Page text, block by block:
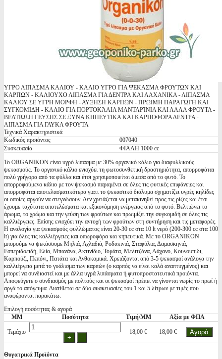
ΥΓΡΟ ΛΙΠΑΣΜΑ ΚΑΛΙΟΥ - ΚΑΛΙΟ ΥΓΡΟ ΓΙΑ ΨΕΚΑΣΜΑ ΦΡΟΥΤΩΝ ΚΑΙ
ΚΑΡΠΩΝ - ΚΑΛΙΟΥΧΟ ΛΙΠΑΣΜΑ ΓΙΑ ΔΕΝΤΡΑ ΚΑΙ ΛΑΧΑΝΙΚΑ - ΛΙΠΑΣΜΑ
ΚΑΛΙΟΥ ΣΕ ΥΓΡΗ ΜΟΡΦΗ - ΑΥΞΗΣΗ ΚΑΡΠΩΝ - ΠΡΩΙΜΗ ΠΑΡΑΓΩΓΗ ΚΑΙ
ΣΥΓΚΟΜΙΔΗ - ΚΑΛΙΟ ΓΙΑ ΠΟΡΤΟΚΆΛΙΑ ΜΑΝΤΑΡΊΝΙΑ ΚΑΙ ΑΛΛΑ ΦΡΟΥΤΑ -
ΒΕΛΤΙΩΣΗ ΓΕΥΣΗΣ ΣΕ ΞΥΝΑ ΚΗΠΕΥΤΙΚΑ ΚΑΙ ΚΑΡΠΟΦΟΡΑ ΔΕΝΤΡΑ -
ΛΙΠΑΣΜΑ ΓΙΑ ΓΛΥΚΑ ΦΡΟΥΤΑ
Τεχνικά Χαρακτηριστικά
Κωδικός προϊόντος
007040
Συσκευασία
ΦΙΑΛΗ 1000 cc
Το ORGANIKON είναι υγρό λίπασμα με 30% οργανικό κάλιο για διαφυλλικούς
ψεκασμούς. Το οργανικό κάλιο ενισχύει τη φωτοσυνθετική δραστηριότητα, απορροφάται
πολύ γρήγορα από τα φύλλα και έτσι χρησιμοποιείται άμεσα από το φυτό. Το
απορροφούμενο κάλιο με τον ψεκασμό παραμένει σε όλες τις φυτικές επιφάνειες και
απορροφάται αποτελασματικότερα γιατι το ψεκαστικό διάλυμα σχηματίζει υγρές κηλίδες
οι οποίες αργούν να στεγνώσουν. Δεν χρειάζεται να μετακινηθεί προς τις ρίζες και έτσι
έχουμε ταχύτατα αποτελέσματα και εξικονόμηση ενέργειας από το φυτό. Βελτιώνει το
άρωμα, το χρώμα και την γεύση των φρούτων και πρωιμίζει την συγκομιδή σε όλες τις
καλλιέργειες. Επίσης ενισχύει την αντοχή των φρούτων στη συντήρηση και τις μεταφορές.
Η αναλογία για ψεκασμούς φυλλώματος είναι 20-30 cc στα 10 lt νερό (200-300 cc στα 100
lt) για όλες τις καλλιέργειες και οπωροφόρα και κηπευτικά. Με το ORGANIKON
μπορούμε να ψεκάσουμε Μηλιά, Αχλαδιά, Ροδακινιά, Σταφύλια, Δαμασκηνιά,
Εσπεριδοειδή, Ελία, Μπανάνα, Ακτινίδιο, Τομάτα, Μελιτζάνα, Λάχανο, Κουνουπίδι,
Καρπούζι, Πεπόνι, Πατάτα και Ανθοκομικά. Χρειάζονται από 3-5 ψεκασμοί ανάλογα την
καλλιέργεια μετά το γυάλισμα των καρπών (ο καρπός να είναι καλά αναπτυγμένος) και
μπορεί να συνδιαστεί και με άλλα υγρά λιπάσματα ή φυτοπροστατευτικά προιόντα.
Αποφεύγετε ο συνδιασμός με πολτούς και οι ψεκασμοί πρέπει να γίνονται νωρίς το πρωί ή
αργά το απόγευμα. Διατίθεται σε δύο συσκευασίες του 1 και 5 λίτρων με τιμές που
αναφέρονται παρακάτω.
Επιλογή ποσότητας & αγορά
ΜΜ
Ποσότητα Τιμή/ΜΜ Αξία με ΦΠΑ
Τεμάχιο 18,00 € 18,00 €
Θυγατρικά Προϊόντα